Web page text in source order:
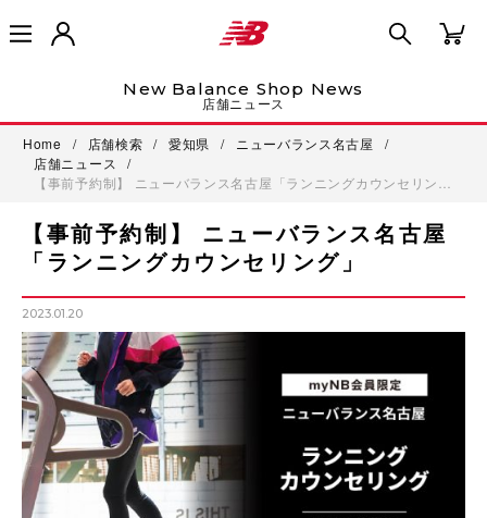
New Balance Shop News
店舗ニュース
Home / 店舗検索 / 愛知県 / ニューバランス名古屋
/
店舗ニュース
/
【事前予約制】 ニューバランス名古屋「ランニングカウンセリン…
【事前予約制】 ニューバランス名古屋
「ランニングカウンセリング」
2023.01.20